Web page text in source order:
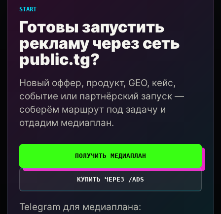
START
Готовы запустить
рекламу через сеть
public.tg?
Новый оффер, продукт, GEO, кейс,
событие или партнёрский запуск —
соберём маршрут под задачу и
отдадим медиаплан.
ПОЛУЧИТЬ МЕДИАПЛАН
КУПИТЬ ЧЕРЕЗ /ADS
Telegram для медиаплана: